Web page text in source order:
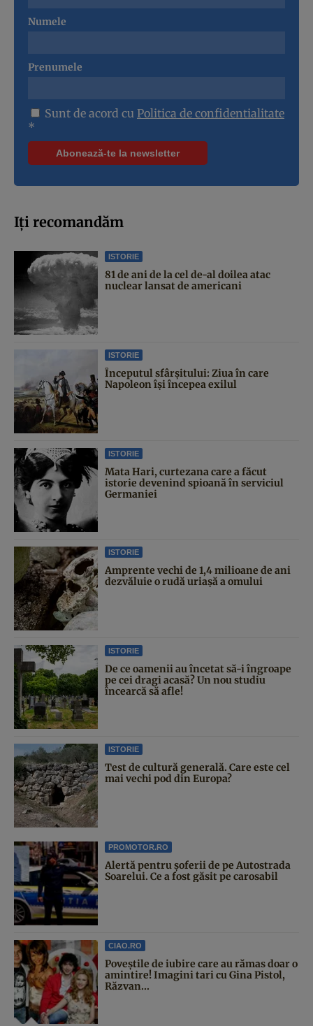
Numele
Prenumele
Sunt de acord cu Politica de confidentialitate
*
Iți recomandăm
ISTORIE
81 de ani de la cel de-al doilea atac
nuclear lansat de americani
ISTORIE
Începutul sfârşitului: Ziua în care
Napoleon îşi începea exilul
ISTORIE
Mata Hari, curtezana care a făcut
istorie devenind spioană în serviciul
Germaniei
ISTORIE
Amprente vechi de 1,4 milioane de ani
dezvăluie o rudă uriașă a omului
ISTORIE
De ce oamenii au încetat să-i îngroape
pe cei dragi acasă? Un nou studiu
încearcă să afle!
ISTORIE
Test de cultură generală. Care este cel
mai vechi pod din Europa?
PROMOTOR.RO
Alertă pentru șoferii de pe Autostrada
Soarelui. Ce a fost găsit pe carosabil
CIAO.RO
Poveştile de iubire care au rămas doar o
amintire! Imagini tari cu Gina Pistol,
Răzvan...